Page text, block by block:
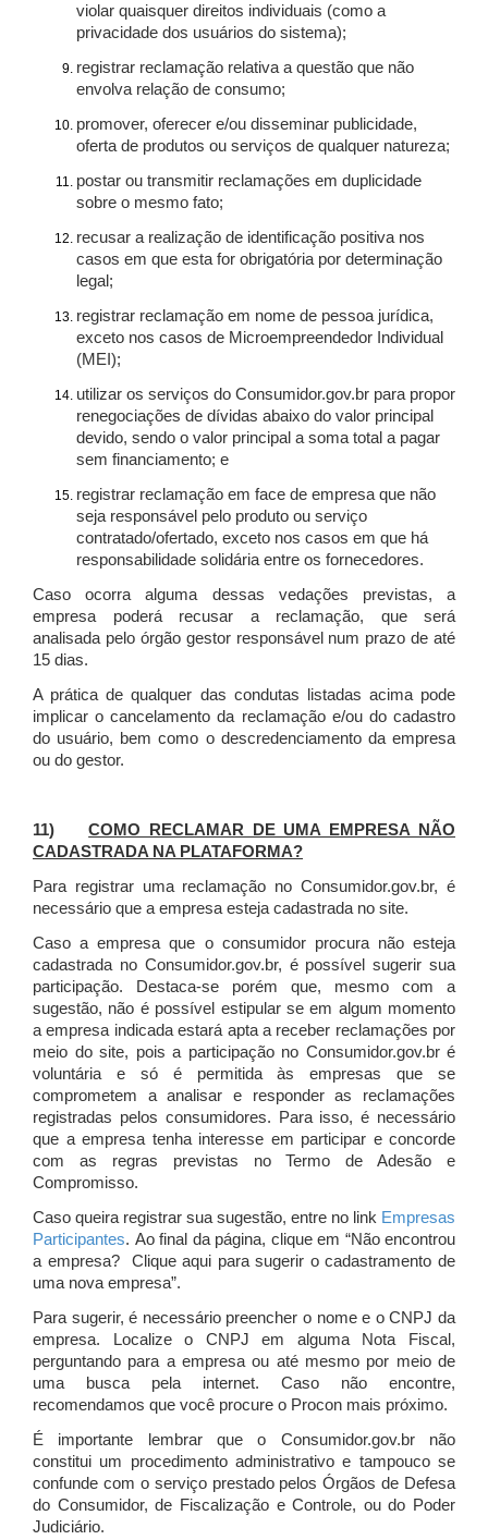
violar quaisquer direitos individuais (como a
privacidade dos usuários do sistema);
registrar reclamação relativa a questão que não
envolva relação de consumo;
promover, oferecer e/ou disseminar publicidade,
oferta de produtos ou serviços de qualquer natureza;
postar ou transmitir reclamações em duplicidade
sobre o mesmo fato;
recusar a realização de identificação positiva nos
casos em que esta for obrigatória por determinação
legal;
registrar reclamação em nome de pessoa jurídica,
exceto nos casos de Microempreendedor Individual
(MEI);
utilizar os serviços do Consumidor.gov.br para propor
renegociações de dívidas abaixo do valor principal
devido, sendo o valor principal a soma total a pagar
sem financiamento; e
registrar reclamação em face de empresa que não
seja responsável pelo produto ou serviço
contratado/ofertado, exceto nos casos em que há
responsabilidade solidária entre os fornecedores.
Caso ocorra alguma dessas vedações previstas, a
empresa poderá recusar a reclamação, que será
analisada pelo órgão gestor responsável num prazo de até
15 dias.
A prática de qualquer das condutas listadas acima pode
implicar o cancelamento da reclamação e/ou do cadastro
do usuário, bem como o descredenciamento da empresa
ou do gestor.
11)COMO RECLAMAR DE UMA EMPRESA NÃO
CADASTRADA NA PLATAFORMA?
Para registrar uma reclamação no Consumidor.gov.br, é
necessário que a empresa esteja cadastrada no site.
Caso a empresa que o consumidor procura não esteja
cadastrada no Consumidor.gov.br, é possível sugerir sua
participação. Destaca-se porém que, mesmo com a
sugestão, não é possível estipular se em algum momento
a empresa indicada estará apta a receber reclamações por
meio do site, pois a participação no Consumidor.gov.br é
voluntária e só é permitida às empresas que se
comprometem a analisar e responder as reclamações
registradas pelos consumidores. Para isso, é necessário
que a empresa tenha interesse em participar e concorde
com as regras previstas no Termo de Adesão e
Compromisso.
Caso queira registrar sua sugestão, entre no link Empresas
Participantes. Ao final da página, clique em “Não encontrou
a empresa? Clique aqui para sugerir o cadastramento de
uma nova empresa”.
Para sugerir, é necessário preencher o nome e o CNPJ da
empresa. Localize o CNPJ em alguma Nota Fiscal,
perguntando para a empresa ou até mesmo por meio de
uma busca pela internet. Caso não encontre,
recomendamos que você procure o Procon mais próximo.
É importante lembrar que o Consumidor.gov.br não
constitui um procedimento administrativo e tampouco se
confunde com o serviço prestado pelos Órgãos de Defesa
do Consumidor, de Fiscalização e Controle, ou do Poder
Judiciário.